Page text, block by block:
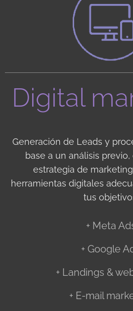
Digital
Generación de Leads y
base a un análisis
estrategia de
herramientas digitales
tus
+ Meta
+ Google
+ Landings &
+ E-mail